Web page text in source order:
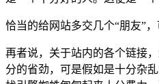
恰当的给网站多交几个“朋友”
再者说，关于站内的各个链接
分的省劲，可是假如是十分杂